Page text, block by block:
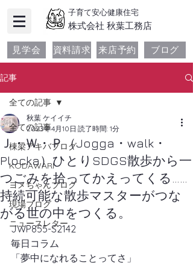
子育て安心健康住宅
​株式会社 秋葉工務店
見学会 資料請求 来店予約 ブログ
記事
全ての記事
棟梁アキバブログ
KODAWARI
ヨメちゃんブログ
現場ブログ
ニュースレター
全ての記事
Ｊ・Ｗ・Ｐ（Jogga・walk・
Plocka）ひとりSDGS散歩から一
つごみを拾ってかえってくる……
持続可能な散歩マスターがつな
がる世の中をつくる。
秋葉 ケイイチ
2023年4月10日 読了時間: 1分
JWP855-S2142
毎日コラム
「夢中になれることってさ」